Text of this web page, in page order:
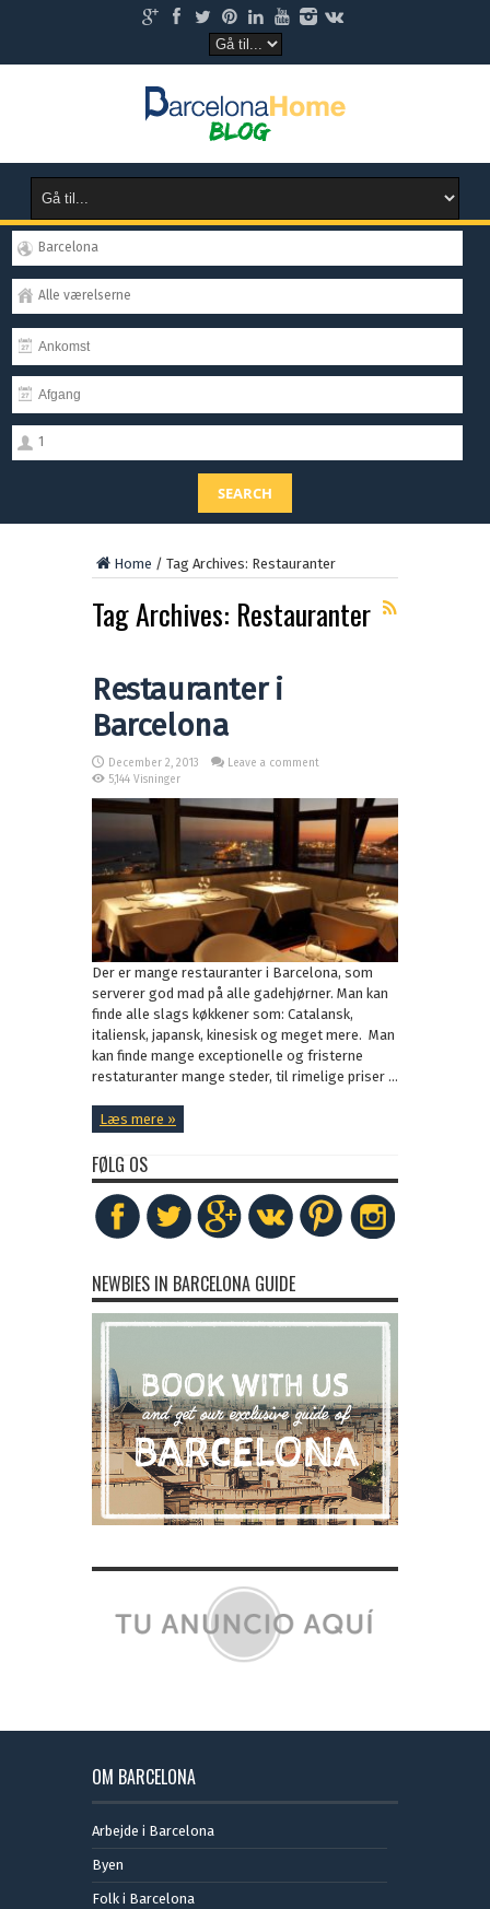
Barcelona
Alle værelserne
1
SEARCH
Home / Tag Archives: Restauranter
Tag Archives: Restauranter
Restauranter i
Barcelona
December 2, 2013
Leave a comment
5,144 Visninger
Der er mange restauranter i Barcelona, som
serverer god mad på alle gadehjørner. Man kan
finde alle slags køkkener som: Catalansk,
italiensk, japansk, kinesisk og meget mere. Man
kan finde mange exceptionelle og fristerne
restaturanter mange steder, til rimelige priser ...
Læs mere »
FØLG OS
NEWBIES IN BARCELONA GUIDE
OM BARCELONA
Arbejde i Barcelona
Byen
Folk i Barcelona